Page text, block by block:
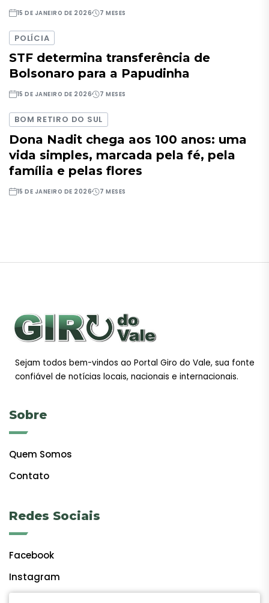
15 DE JANEIRO DE 2026 7 MESES
POLÍCIA
STF determina transferência de
Bolsonaro para a Papudinha
15 DE JANEIRO DE 2026 7 MESES
BOM RETIRO DO SUL
Dona Nadit chega aos 100 anos: uma
vida simples, marcada pela fé, pela
família e pelas flores
15 DE JANEIRO DE 2026 7 MESES
Sejam todos bem-vindos ao Portal Giro do Vale, sua fonte
confiável de notícias locais, nacionais e internacionais.
Sobre
Quem Somos
Contato
Redes Sociais
Facebook
Instagram